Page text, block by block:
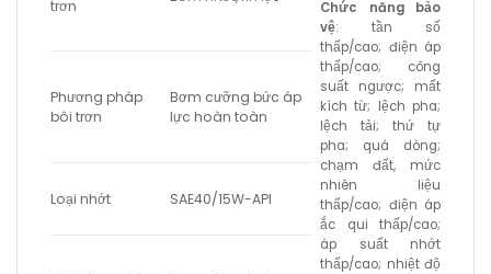
Chức năng bảo
vệ: tần số
thấp/cao; điện áp
thấp/cao; công
suất ngược; mất
kích từ; lệch pha;
lệch tải; thứ tự
pha; quá dòng;
chạm đất, mức
nhiên liệu
thấp/cao; điện áp
ắc qui thấp/cao;
áp suất nhớt
thấp/cao; nhiệt độ
trơn
Phương pháp
bôi trơn
Bơm cưỡng bức áp
lực hoàn toàn
Loại nhớt SAE40/15W-API